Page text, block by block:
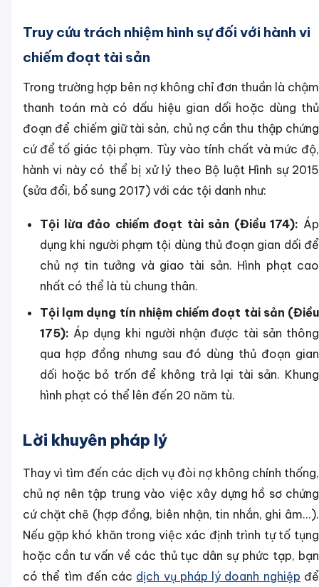
Truy cứu trách nhiệm hình sự đối với hành vi
chiếm đoạt tài sản
Trong trường hợp bên nợ không chỉ đơn thuần là chậm
thanh toán mà có dấu hiệu gian dối hoặc dùng thủ
đoạn để chiếm giữ tài sản, chủ nợ cần thu thập chứng
cứ để tố giác tội phạm. Tùy vào tính chất và mức độ,
hành vi này có thể bị xử lý theo Bộ luật Hình sự 2015
(sửa đổi, bổ sung 2017) với các tội danh như:
Tội lừa đảo chiếm đoạt tài sản (Điều 174): Áp
dụng khi người phạm tội dùng thủ đoạn gian dối để
chủ nợ tin tưởng và giao tài sản. Hình phạt cao
nhất có thể là tù chung thân.
Tội lạm dụng tín nhiệm chiếm đoạt tài sản (Điều
175): Áp dụng khi người nhận được tài sản thông
qua hợp đồng nhưng sau đó dùng thủ đoạn gian
dối hoặc bỏ trốn để không trả lại tài sản. Khung
hình phạt có thể lên đến 20 năm tù.
Lời khuyên pháp lý
Thay vì tìm đến các dịch vụ đòi nợ không chính thống,
chủ nợ nên tập trung vào việc xây dựng hồ sơ chứng
cứ chặt chẽ (hợp đồng, biên nhận, tin nhắn, ghi âm...).
Nếu gặp khó khăn trong việc xác định trình tự tố tụng
hoặc cần tư vấn về các thủ tục dân sự phức tạp, bạn
có thể tìm đến các dịch vụ pháp lý doanh nghiệp để